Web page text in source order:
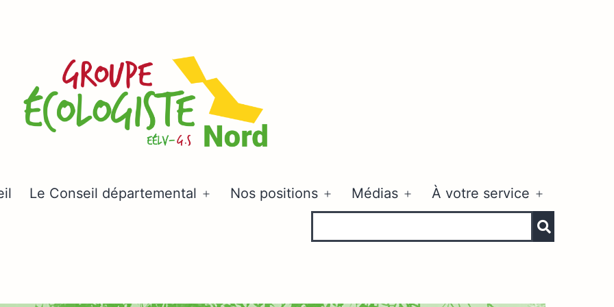
Le Conseil départemental
Ouvrir
Nos positions
Ouvrir
menu
Médias
Ouvrir
menu
À votre service
le
menu